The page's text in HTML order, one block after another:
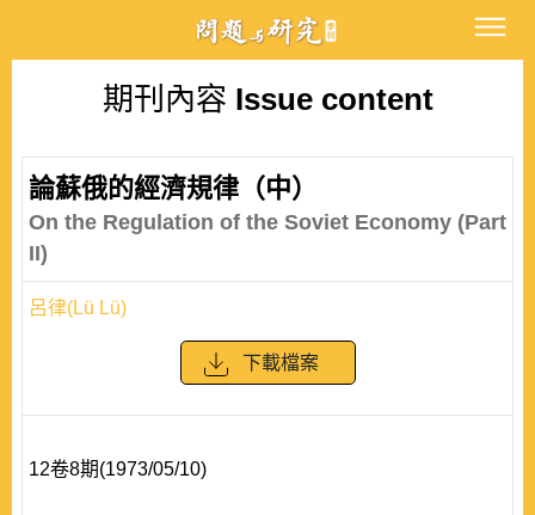
期刊內容 Issue content
論蘇俄的經濟規律（中）
On the Regulation of the Soviet Economy (Part
II)
呂律(Lü Lü)
下載檔案
12卷8期(1973/05/10)